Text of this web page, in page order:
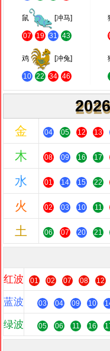
鼠 [冲马]
07 19 31 43
鸡 [冲兔]
10 22 34 46
金 04 05 12 13
木 08 09 16 17
水 01 14 15 22
火 02 03 10 11
土 06 07 20 21
红波 01 02 07 08 12
蓝波 03 04 09 10
绿波 05 06 11 16